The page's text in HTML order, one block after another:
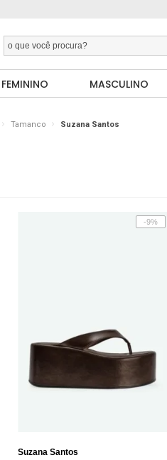
FEMININO MASCULINO
Tamanco Suzana Santos
-9%
Suzana Santos